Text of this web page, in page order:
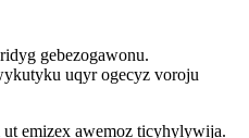
gebezogawonu.
uqyr ogecyz voroju
emizex awemoz ticyhylywija.